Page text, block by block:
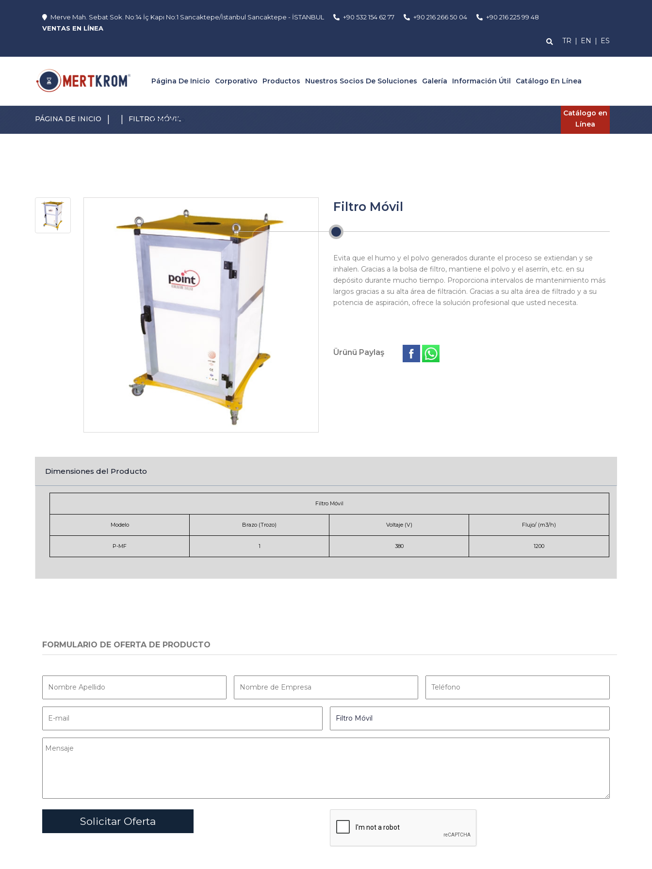
Merve Mah. Sebat Sok. No:14 İç Kapı No:1 Sancaktepe/İstanbul Sancaktepe - İSTANBUL +90 532 154 62 77 +90 216 266 50 04
+90 216 225 99 48
VENTAS EN LÍNEA
TR | EN | ES
Página De Inicio Corporativo Productos Nuestros Socios De Soluciones Galería Información Útil Catálogo En Línea
Contacto
PÁGINA DE INICIO | | FILTRO MÓVIL
Catálogo en
Línea
Filtro Móvil
Evita que el humo y el polvo generados durante el proceso se extiendan y se
inhalen. Gracias a la bolsa de filtro, mantiene el polvo y el aserrín, etc. en su
depósito durante mucho tiempo. Proporciona intervalos de mantenimiento más
largos gracias a su alta área de filtración. Gracias a su alta área de filtrado y a su
potencia de aspiración, ofrece la solución profesional que usted necesita.
Ürünü Paylaş
Dimensiones del Producto
Filtro Móvil
Modelo Brazo (Trozo) Voltaje (V) Flujo/ (m3/h)
P-MF 1 380 1200
FORMULARIO DE OFERTA DE PRODUCTO
Solicitar Oferta